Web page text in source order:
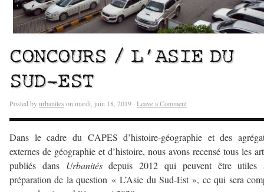
CONCOURS / L’ASIE DU
SUD-EST
Posted byurbanites on mardi, juin 18, 2019 · Leave a Comment
Dans le cadre du CAPES d’histoire-géographie et des
externes de géographie et d’histoire, nous avons recensé tous les
publiés dans Urbanitésdepuis 2012 qui peuvent être utiles
préparation de la question « L’Asie du Sud-Est », ce qui sera